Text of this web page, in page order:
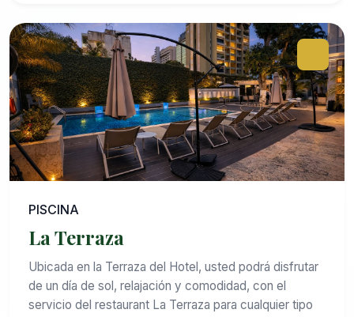
PISCINA
La Terraza
Ubicada en la Terraza del Hotel, usted podrá disfrutar
de un día de sol, relajación y comodidad, con el
servicio del restaurant La Terraza para cualquier tipo